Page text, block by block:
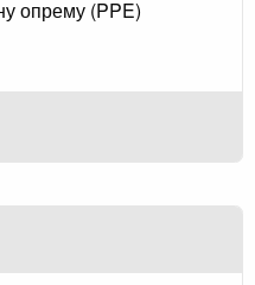
опрему (PPE)